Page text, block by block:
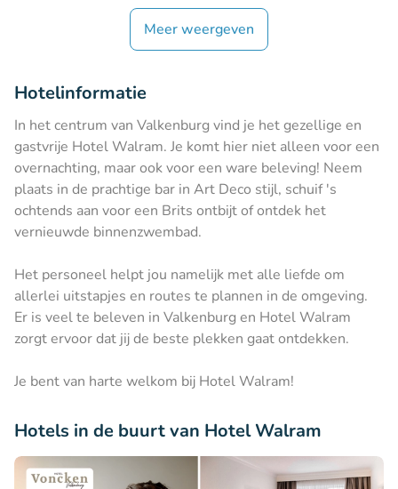
Meer weergeven
Hotelinformatie
In het centrum van Valkenburg vind je het gezellige en
gastvrije Hotel Walram. Je komt hier niet alleen voor een
overnachting, maar ook voor een ware beleving! Neem
plaats in de prachtige bar in Art Deco stijl, schuif 's
ochtends aan voor een Brits ontbijt of ontdek het
vernieuwde binnenzwembad.
Het personeel helpt jou namelijk met alle liefde om
allerlei uitstapjes en routes te plannen in de omgeving.
Er is veel te beleven in Valkenburg en Hotel Walram
zorgt ervoor dat jij de beste plekken gaat ontdekken.
Je bent van harte welkom bij Hotel Walram!
Hotels in de buurt van Hotel Walram